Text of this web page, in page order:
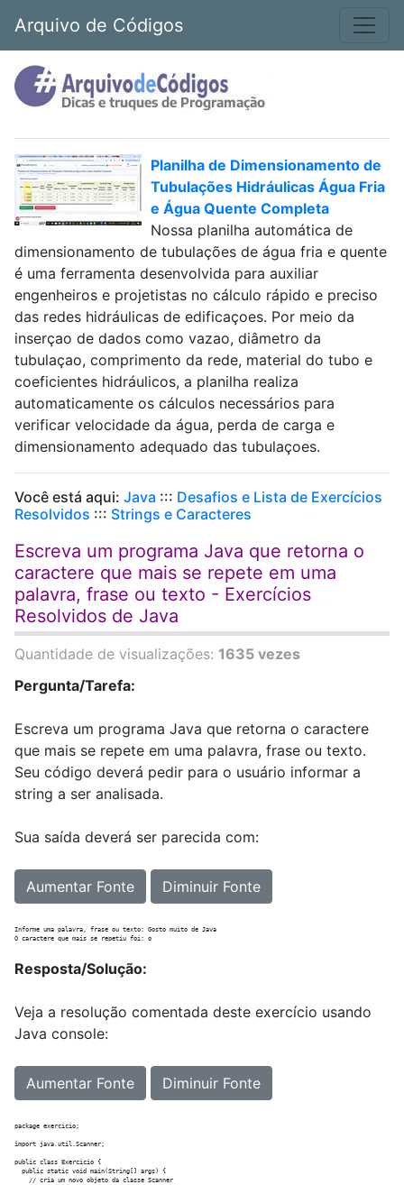
Arquivo de Códigos
Planilha de Dimensionamento de
Tubulações Hidráulicas Água Fria
e Água Quente Completa
Nossa planilha automática de
dimensionamento de tubulações de água fria e quente
é uma ferramenta desenvolvida para auxiliar
engenheiros e projetistas no cálculo rápido e preciso
das redes hidráulicas de edificaçoes. Por meio da
inserçao de dados como vazao, diâmetro da
tubulaçao, comprimento da rede, material do tubo e
coeficientes hidráulicos, a planilha realiza
automaticamente os cálculos necessários para
verificar velocidade da água, perda de carga e
dimensionamento adequado das tubulaçoes.
Você está aqui: Java ::: Desafios e Lista de Exercícios
Resolvidos ::: Strings e Caracteres
Escreva um programa Java que retorna o
caractere que mais se repete em uma
palavra, frase ou texto - Exercícios
Resolvidos de Java
Quantidade de visualizações: 1635 vezes
Pergunta/Tarefa:
Escreva um programa Java que retorna o caractere
que mais se repete em uma palavra, frase ou texto.
Seu código deverá pedir para o usuário informar a
string a ser analisada.
Sua saída deverá ser parecida com:
Aumentar Fonte Diminuir Fonte
Informe uma palavra, frase ou texto: Gosto muito de Java
Resposta/Solução:
Veja a resolução comentada deste exercício usando
Java console:
Aumentar Fonte Diminuir Fonte
package exercicio;
import java.util.Scanner;
public class Exercicio {
  public static void main(String[] args) {
    // cria um novo objeto da classe Scanner